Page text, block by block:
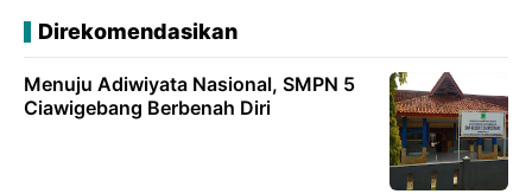
Direkomendasikan
Menuju Adiwiyata Nasional, SMPN 5
Ciawigebang Berbenah Diri